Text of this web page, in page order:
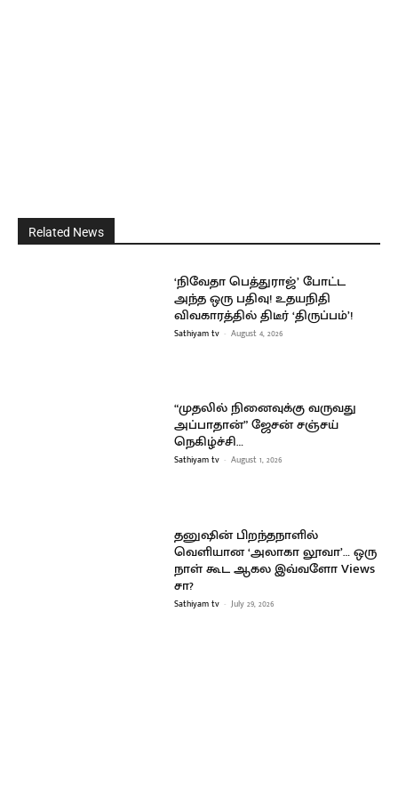
Related News
‘நிவேதா பெத்துராஜ்’ போட்ட
அந்த ஒரு பதிவு! உதயநிதி
விவகாரத்தில் திடீர் ‘திருப்பம்’!
Sathiyam tv - August 4, 2026
“முதலில் நினைவுக்கு வருவது
அப்பாதான்” ஜேசன் சஞ்சய்
நெகிழ்ச்சி…
Sathiyam tv - August 1, 2026
தனுஷின் பிறந்தநாளில்
வெளியான ‘அலாகா லூவா’… ஒரு
நாள் கூட ஆகல இவ்வளோ Views
சா?
Sathiyam tv - July 29, 2026